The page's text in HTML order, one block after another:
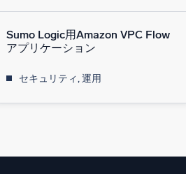
Sumo Logic用Amazon VPC Flow
アプリケーション
セキュリティ, 運用